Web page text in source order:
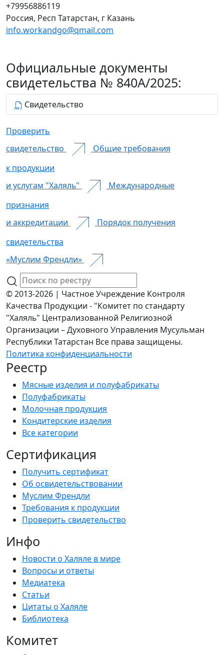
+79956886119
Россия, Респ Татарстан, г Казань
info.workandgo@qmail.com
Официальные документы
свидетельства № 840А/2025:
Свидетельство
Проверить
свидетельство
Общие требования
к продукции
и услугам "Халяль"
Международные
признания
и аккредитации
Порядок получения
свидетельства
«Муслим Френдли»
© 2013-2026 | Частное Учреждение Контроля
Качества Продукции - "Комитет по стандарту
"Халяль" Централизованной Религиозной
Организации – Духовного Управления Мусульман
Республики Татарстан Все права защищены.
Политика конфиденциальности
Реестр
Мясные изделия и полуфабрикаты
Полуфабрикаты
Молочная продукция
Кондитерские изделия
Все категории
Сертификация
Получить сертификат
Об освидетельствовании
Муслим Френдли
Требования к продукции
Проверить свидетельство
Инфо
Новости о Халяле в мире
Вопросы и ответы
Медиатека
Статьи
Цитаты о Халяле
Библиотека
Комитет